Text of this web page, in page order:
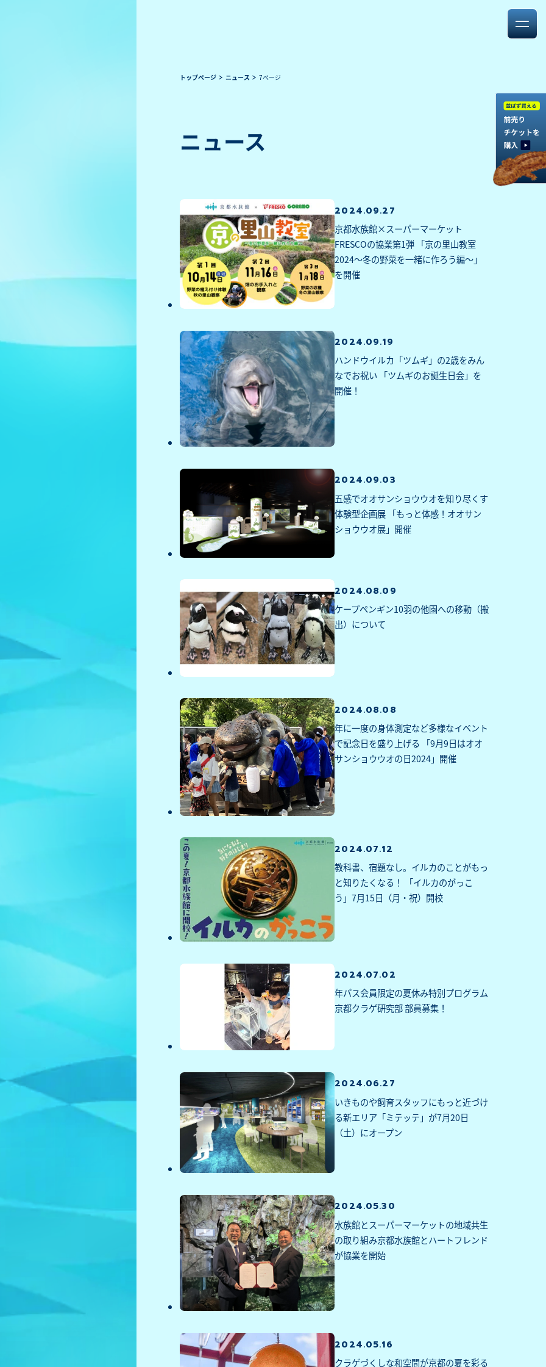
トップページ ニュース 7ページ
ニュース
2024.09.27
京都水族館×スーパーマーケット
FRESCOの協業第1弾 「京の里山教室
2024～冬の野菜を一緒に作ろう編～」
を開催
2024.09.19
ハンドウイルカ「ツムギ」の2歳をみん
なでお祝い 「ツムギのお誕生日会」を
開催！
2024.09.03
五感でオオサンショウウオを知り尽くす
体験型企画展 「もっと体感！オオサン
ショウウオ展」開催
2024.08.09
ケープペンギン10羽の他園への移動（搬
出）について
2024.08.08
年に一度の身体測定など多様なイベント
で記念日を盛り上げる 「9月9日はオオ
サンショウウオの日2024」開催
2024.07.12
教科書、宿題なし。イルカのことがもっ
と知りたくなる！ 「イルカのがっこ
う」7月15日（月・祝）開校
2024.07.02
年パス会員限定の夏休み特別プログラム
京都クラゲ研究部 部員募集！
2024.06.27
いきものや飼育スタッフにもっと近づけ
る新エリア「ミテッテ」が7月20日
（土）にオープン
2024.05.30
水族館とスーパーマーケットの地域共生
の取り組み京都水族館とハートフレンド
が協業を開始
2024.05.16
クラゲづくしな和空間が京都の夏を彩る